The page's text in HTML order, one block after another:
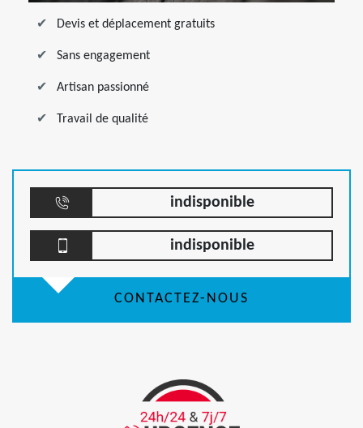
Devis et déplacement gratuits
Sans engagement
Artisan passionné
Travail de qualité
indisponible
indisponible
CONTACTEZ-NOUS